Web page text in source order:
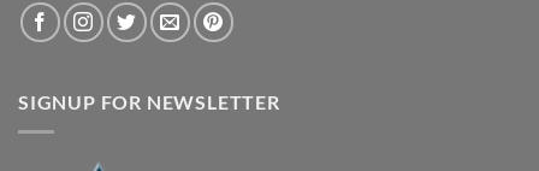
SIGNUP FOR NEWSLETTER